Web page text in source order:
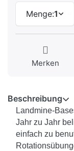
Menge:1
Merken
Beschreibung
Landmine-
Jahr zu Jahr
einfach zu